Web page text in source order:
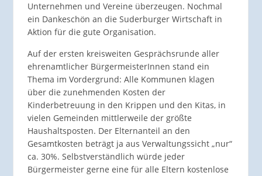
Unternehmen und Vereine überzeugen. Nochmal
ein Dankeschön an die Suderburger Wirtschaft in
Aktion für die gute Organisation.
Auf der ersten kreisweiten Gesprächsrunde aller
ehrenamtlicher BürgermeisterInnen stand ein
Thema im Vordergrund: Alle Kommunen klagen
über die zunehmenden Kosten der
Kinderbetreuung in den Krippen und den Kitas, in
vielen Gemeinden mittlerweile der größte
Haushaltsposten. Der Elternanteil an den
Gesamtkosten beträgt ja aus Verwaltungssicht „nur“
ca. 30%. Selbstverständlich würde jeder
Bürgermeister gerne eine für alle Eltern kostenlose